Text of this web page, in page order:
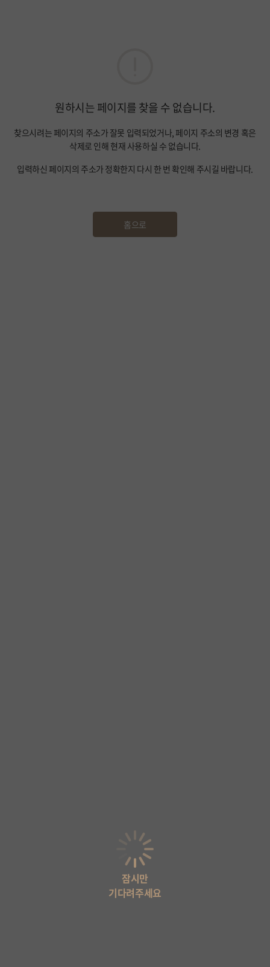
잠시만
기다려주세요
원하시는 페이지를 찾을 수 없습니다.
찾으시려는 페이지의 주소가 잘못 입력되었거나, 페이지 주소의 변경 혹은
삭제로 인해 현재 사용하실 수 없습니다.
입력하신 페이지의 주소가 정확한지 다시 한 번 확인해 주시길 바랍니다.
홈으로